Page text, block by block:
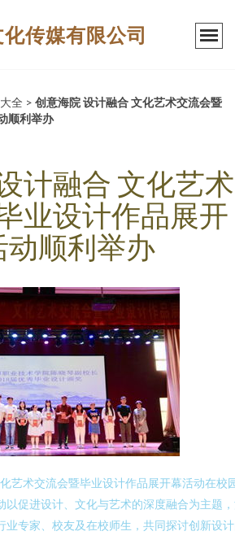
传媒有限公司
全 > 创意海院 设计融合 文化艺术交流会暨
顺利举办
计融合 文化艺术
业设计作品展开
动顺利举办
艺术交流会暨毕业设计作品展开幕活动在校
以促进设计、文化与艺术的深度融合为主题
业专家、校友及在校师生，共同探讨创新设